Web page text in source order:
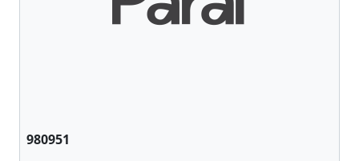
980951